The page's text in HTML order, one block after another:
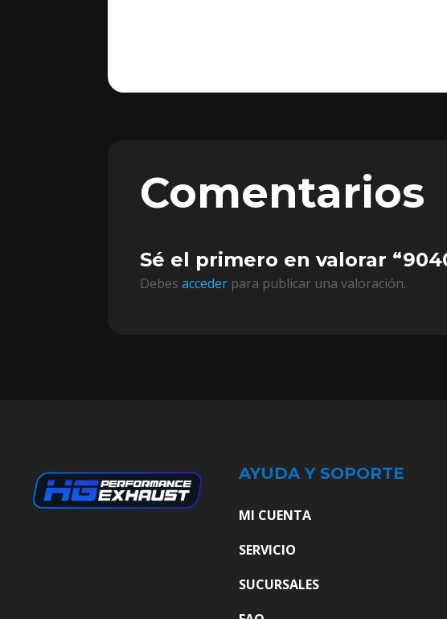
Comentarios
Sé el primero en valorar
Debesacceder para publicar una valoración.
AYUDA Y SOPORTE
MI CUENTA
SERVICIO
SUCURSALES